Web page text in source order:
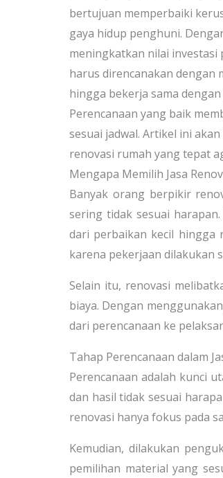
bertujuan memperbaiki
gaya hidup penghuni.
meningkatkan nilai investasi
harus direncanakan dengan
hingga bekerja sama
Perencanaan yang baik
sesuai jadwal. Artikel ini
renovasi rumah yang tepat
Mengapa Memilih Jasa
Banyak orang berpikir
sering tidak sesuai
dari perbaikan kecil hingga
karena pekerjaan dilakukan
Selain itu, renovasi
biaya. Dengan
dari perencanaan ke
Tahap Perencanaan dalam
Perencanaan adalah kunci
dan hasil tidak sesuai
renovasi hanya fokus pada
Kemudian, dilakukan
pemilihan material yang